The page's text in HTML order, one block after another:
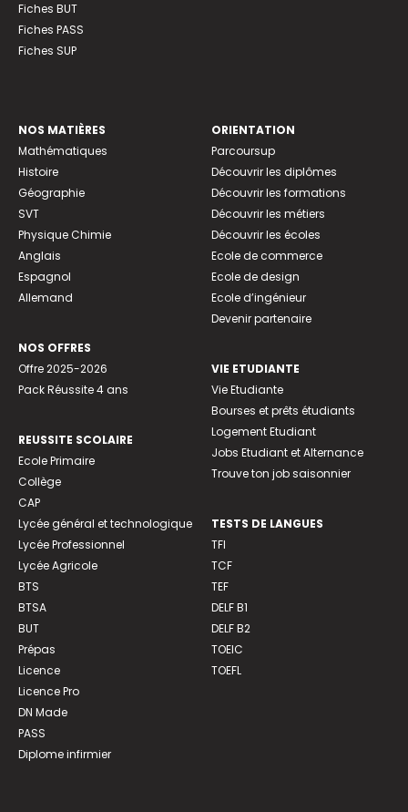
Fiches BUT
Fiches PASS
Fiches SUP
NOS MATIÈRES
Mathématiques
Histoire
Géographie
SVT
Physique Chimie
Anglais
Espagnol
Allemand
NOS OFFRES
Offre 2025-2026
Pack Réussite 4 ans
REUSSITE SCOLAIRE
Ecole Primaire
Collège
CAP
Lycée général et technologique
Lycée Professionnel
Lycée Agricole
BTS
BTSA
BUT
Prépas
Licence
Licence Pro
DN Made
PASS
Diplome infirmier
ORIENTATION
Parcoursup
Découvrir les diplômes
Découvrir les formations
Découvrir les métiers
Découvrir les écoles
Ecole de commerce
Ecole de design
Ecole d’ingénieur
Devenir partenaire
VIE ETUDIANTE
Vie Etudiante
Bourses et prêts étudiants
Logement Etudiant
Jobs Etudiant et Alternance
Trouve ton job saisonnier
TESTS DE LANGUES
TFI
TCF
TEF
DELF B1
DELF B2
TOEIC
TOEFL